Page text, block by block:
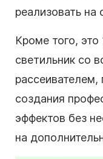
реализовать на
Кроме того,
светильник со
создания
эффектов без
на